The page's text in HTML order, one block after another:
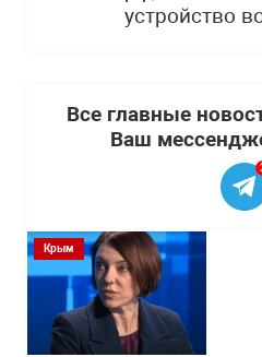
устройство
Все главные
Ваш
Крым